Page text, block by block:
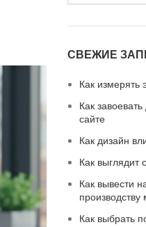
СВЕЖИЕ
Как измерять
Как
сайте
Как дизайн
Как выглядит
Как вывести
производству
Как выбрать